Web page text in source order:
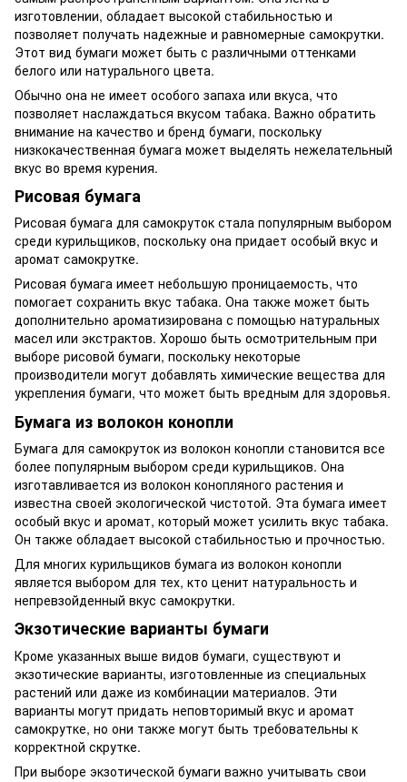
изготовлении, обладает высокой стабильностью и
позволяет получать надежные и равномерные самокрутки.
Этот вид бумаги может быть с различными оттенками
белого или натурального цвета.
Обычно она не имеет особого запаха или вкуса, что
позволяет наслаждаться вкусом табака. Важно обратить
внимание на качество и бренд бумаги, поскольку
низкокачественная бумага может выделять нежелательный
вкус во время курения.
Рисовая бумага
Рисовая бумага для самокруток стала популярным выбором
среди курильщиков, поскольку она придает особый вкус и
аромат самокрутке.
Рисовая бумага имеет небольшую проницаемость, что
помогает сохранить вкус табака. Она также может быть
дополнительно ароматизирована с помощью натуральных
масел или экстрактов. Хорошо быть осмотрительным при
выборе рисовой бумаги, поскольку некоторые
производители могут добавлять химические вещества для
укрепления бумаги, что может быть вредным для здоровья.
Бумага из волокон конопли
Бумага для самокруток из волокон конопли становится все
более популярным выбором среди курильщиков. Она
изготавливается из волокон конопляного растения и
известна своей экологической чистотой. Эта бумага имеет
особый вкус и аромат, который может усилить вкус табака.
Он также обладает высокой стабильностью и прочностью.
Для многих курильщиков бумага из волокон конопли
является выбором для тех, кто ценит натуральность и
непревзойденный вкус самокрутки.
Экзотические варианты бумаги
Кроме указанных выше видов бумаги, существуют и
экзотические варианты, изготовленные из специальных
растений или даже из комбинации материалов. Эти
варианты могут придать неповторимый вкус и аромат
самокрутке, но они также могут быть требовательны к
корректной скрутке.
При выборе экзотической бумаги важно учитывать свои